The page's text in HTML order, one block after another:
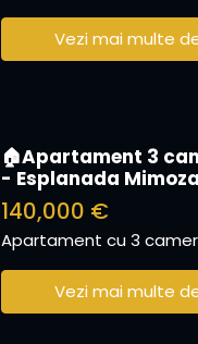
Vezi mai multe
🏠Apartament 3
- Esplanada Mimoza
140,000 €
Apartament cu 3
Vezi mai multe